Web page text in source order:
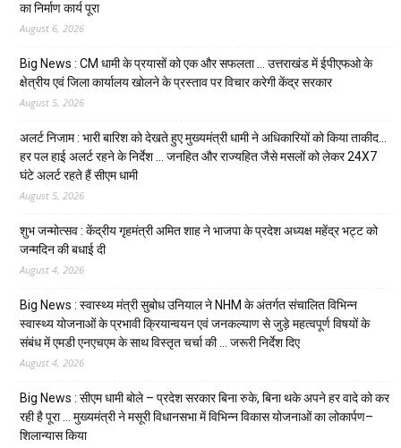
का निर्माण कार्य पूरा
August 6, 2026
Big News : CM धामी के प्रयासों को एक और सफलता … उत्तराखंड में ईपीएफओ के
क्षेत्रीय एवं जिला कार्यालय खोलने के प्रस्ताव पर विचार करेगी केंद्र सरकार
August 5, 2026
अलर्ट निजाम : भारी बारिश को देखते हुए मुख्यमंत्री धामी ने अधिकारियों को किया ताकीद…
हर पल हाई अलर्ट रहने के निर्देश … जनहित और राज्यहित जैसे मसलों को लेकर 24X7
घंटे अलर्ट रहते हैं सीएम धामी
August 5, 2026
शुभ जन्मोत्सव : केंद्रीय गृहमंत्री अमित शाह ने भाजपा के प्रदेश अध्यक्ष महेंद्र भट्ट को
जन्मदिन की बधाई दी
August 4, 2026
Big News : स्वास्थ्य मंत्री सुबोध उनियाल ने NHM के अंतर्गत संचालित विभिन्न
स्वास्थ्य योजनाओं के प्रभावी क्रियान्वयन एवं जनकल्याण से जुड़े महत्वपूर्ण विषयों के
संबंध में एमडी एनएचएम के साथ विस्तृत चर्चा की … जरूरी निर्देश दिए
August 4, 2026
Big News : सीएम धामी बोले – प्रदेश सरकार बिना रुके, बिना थके अपने हर वादे को कर
रही है पूरा … मुख्यमंत्री ने मसूरी विधानसभा में विभिन्न विकास योजनाओं का लोकार्पण–
शिलान्यास किया